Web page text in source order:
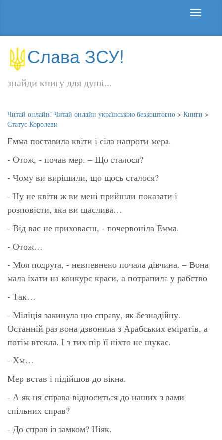
Слава ЗСУ!
знайди книгу для душі...
Читай онлайн! Читай онлайн українською безкоштовно > Книги >
Статус Королеви
Емма поставила квіти і сіла напроти мера.
- Отож, - почав мер. – Що сталося?
- Чому ви вирішили, що щось сталося?
- Ну не квіти ж ви мені прийшли показати і
розповісти, яка ви щаслива…
- Від вас не приховаєш, - почервоніла Емма.
- Отож…
- Моя подруга, - невпевнено почала дівчина. – Вона
мала їхати на конкурс краси, а потрапила у рабство
- Так…
- Міліція закинула цю справу, як безнадійну.
Останній раз вона дзвонила з Арабських еміратів, а
потім втекла. І з тих пір її ніхто не шукає.
- Хм…
Мер встав і підійшов до вікна.
- А як ця справа відноситься до наших з вами
спільних справ?
- До справ із замком? Ніяк.